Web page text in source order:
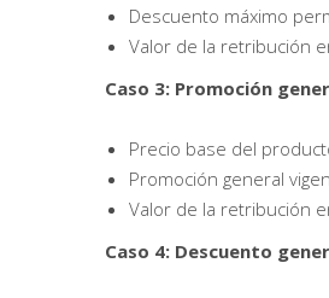
Descuento máximo
Valor de la retribución
Caso 3: Promoción
Precio base del
Promoción general
Valor de la retribución
Caso 4: Descuento